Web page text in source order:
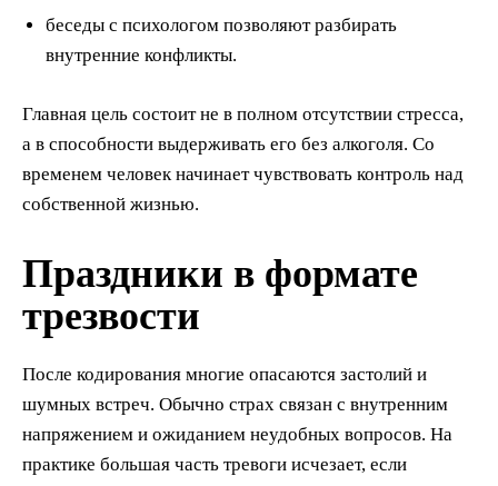
беседы с психологом позволяют разбирать
внутренние конфликты.
Главная цель состоит не в полном отсутствии стресса,
а в способности выдерживать его без алкоголя. Со
временем человек начинает чувствовать контроль над
собственной жизнью.
Праздники в формате
трезвости
После кодирования многие опасаются застолий и
шумных встреч. Обычно страх связан с внутренним
напряжением и ожиданием неудобных вопросов. На
практике большая часть тревоги исчезает, если